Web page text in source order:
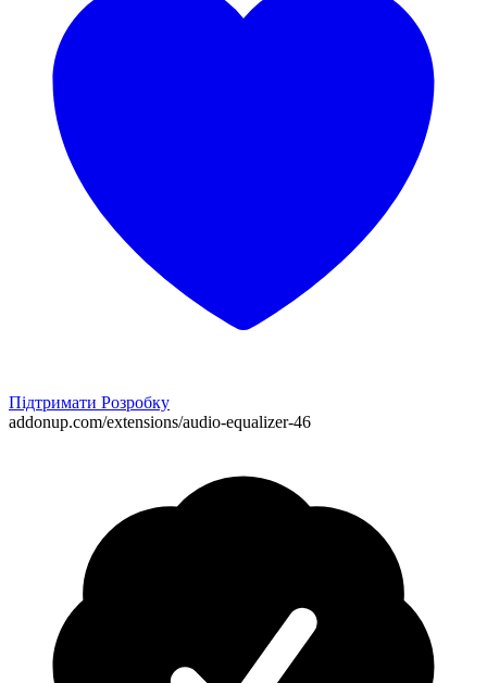
Підтримати Розробку
addonup.com/extensions/audio-equalizer-46